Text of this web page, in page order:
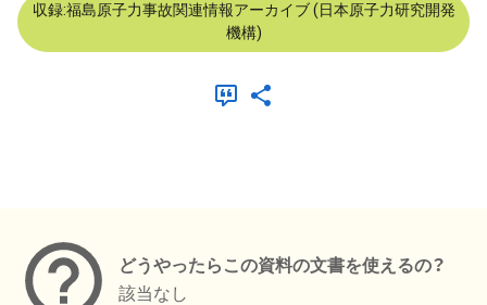
収録:福島原子力事故関連情報アーカイブ (日本原子力研究開発
機構)
どうやったらこの資料の文書を使えるの？
該当なし